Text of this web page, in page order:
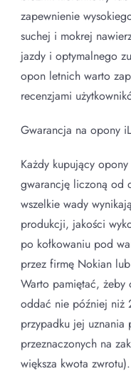
zapewnienie
suchej i mokrej
jazdy i optymalnego
opon letnich warto
recenzjami
Gwarancja na opony
Każdy kupujący
gwarancję liczoną od
wszelkie wady
produkcji, jakości
po kołkowaniu pod
przez firmę Nokian
Warto pamiętać, żeby
oddać nie później niż
przypadku jej uznania
przeznaczonych na
większa kwota zwrotu).